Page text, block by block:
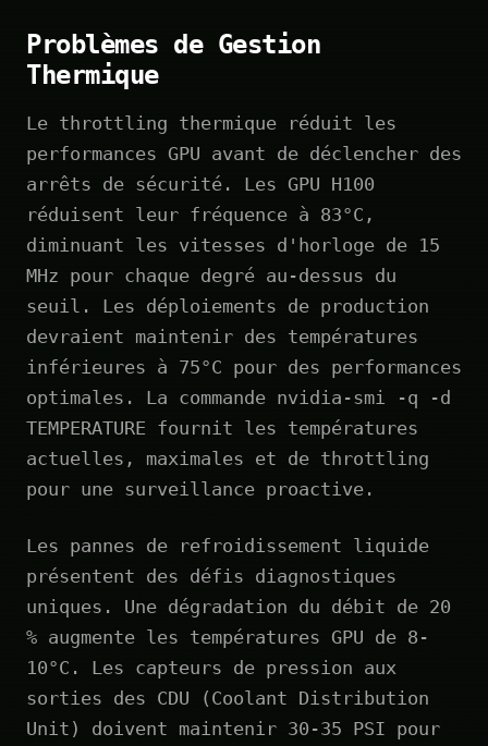
Problèmes de Gestion
Thermique
Le throttling thermique réduit les
performances GPU avant de déclencher des
arrêts de sécurité. Les GPU H100
réduisent leur fréquence à 83°C,
diminuant les vitesses d'horloge de 15
MHz pour chaque degré au-dessus du
seuil. Les déploiements de production
devraient maintenir des températures
inférieures à 75°C pour des performances
optimales. La commande nvidia-smi -q -d
TEMPERATURE fournit les températures
actuelles, maximales et de throttling
pour une surveillance proactive.
Les pannes de refroidissement liquide
présentent des défis diagnostiques
uniques. Une dégradation du débit de 20
% augmente les températures GPU de 8-
10°C. Les capteurs de pression aux
sorties des CDU (Coolant Distribution
Unit) doivent maintenir 30-35 PSI pour